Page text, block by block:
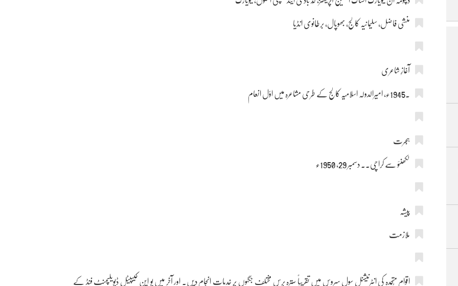
منشی فاضل، سلیمانیہ کالج، بھوپال، برطانوی انڈیا
آغازِ شاعری
ہجرت
لکھنئو سے کراچی۔۔ دسمبر 29, 1950ء
پیشہ
ملازمت
اقوامِ مُتّحدہ کی انٹرنیشنل سول سروس میں تقریباً سترہ برس مختلف جگہوں پر خدمات انجام دیں۔ اور آخر میں یو این کیپیٹل ڈیویلپمنٹ فنڈ کے